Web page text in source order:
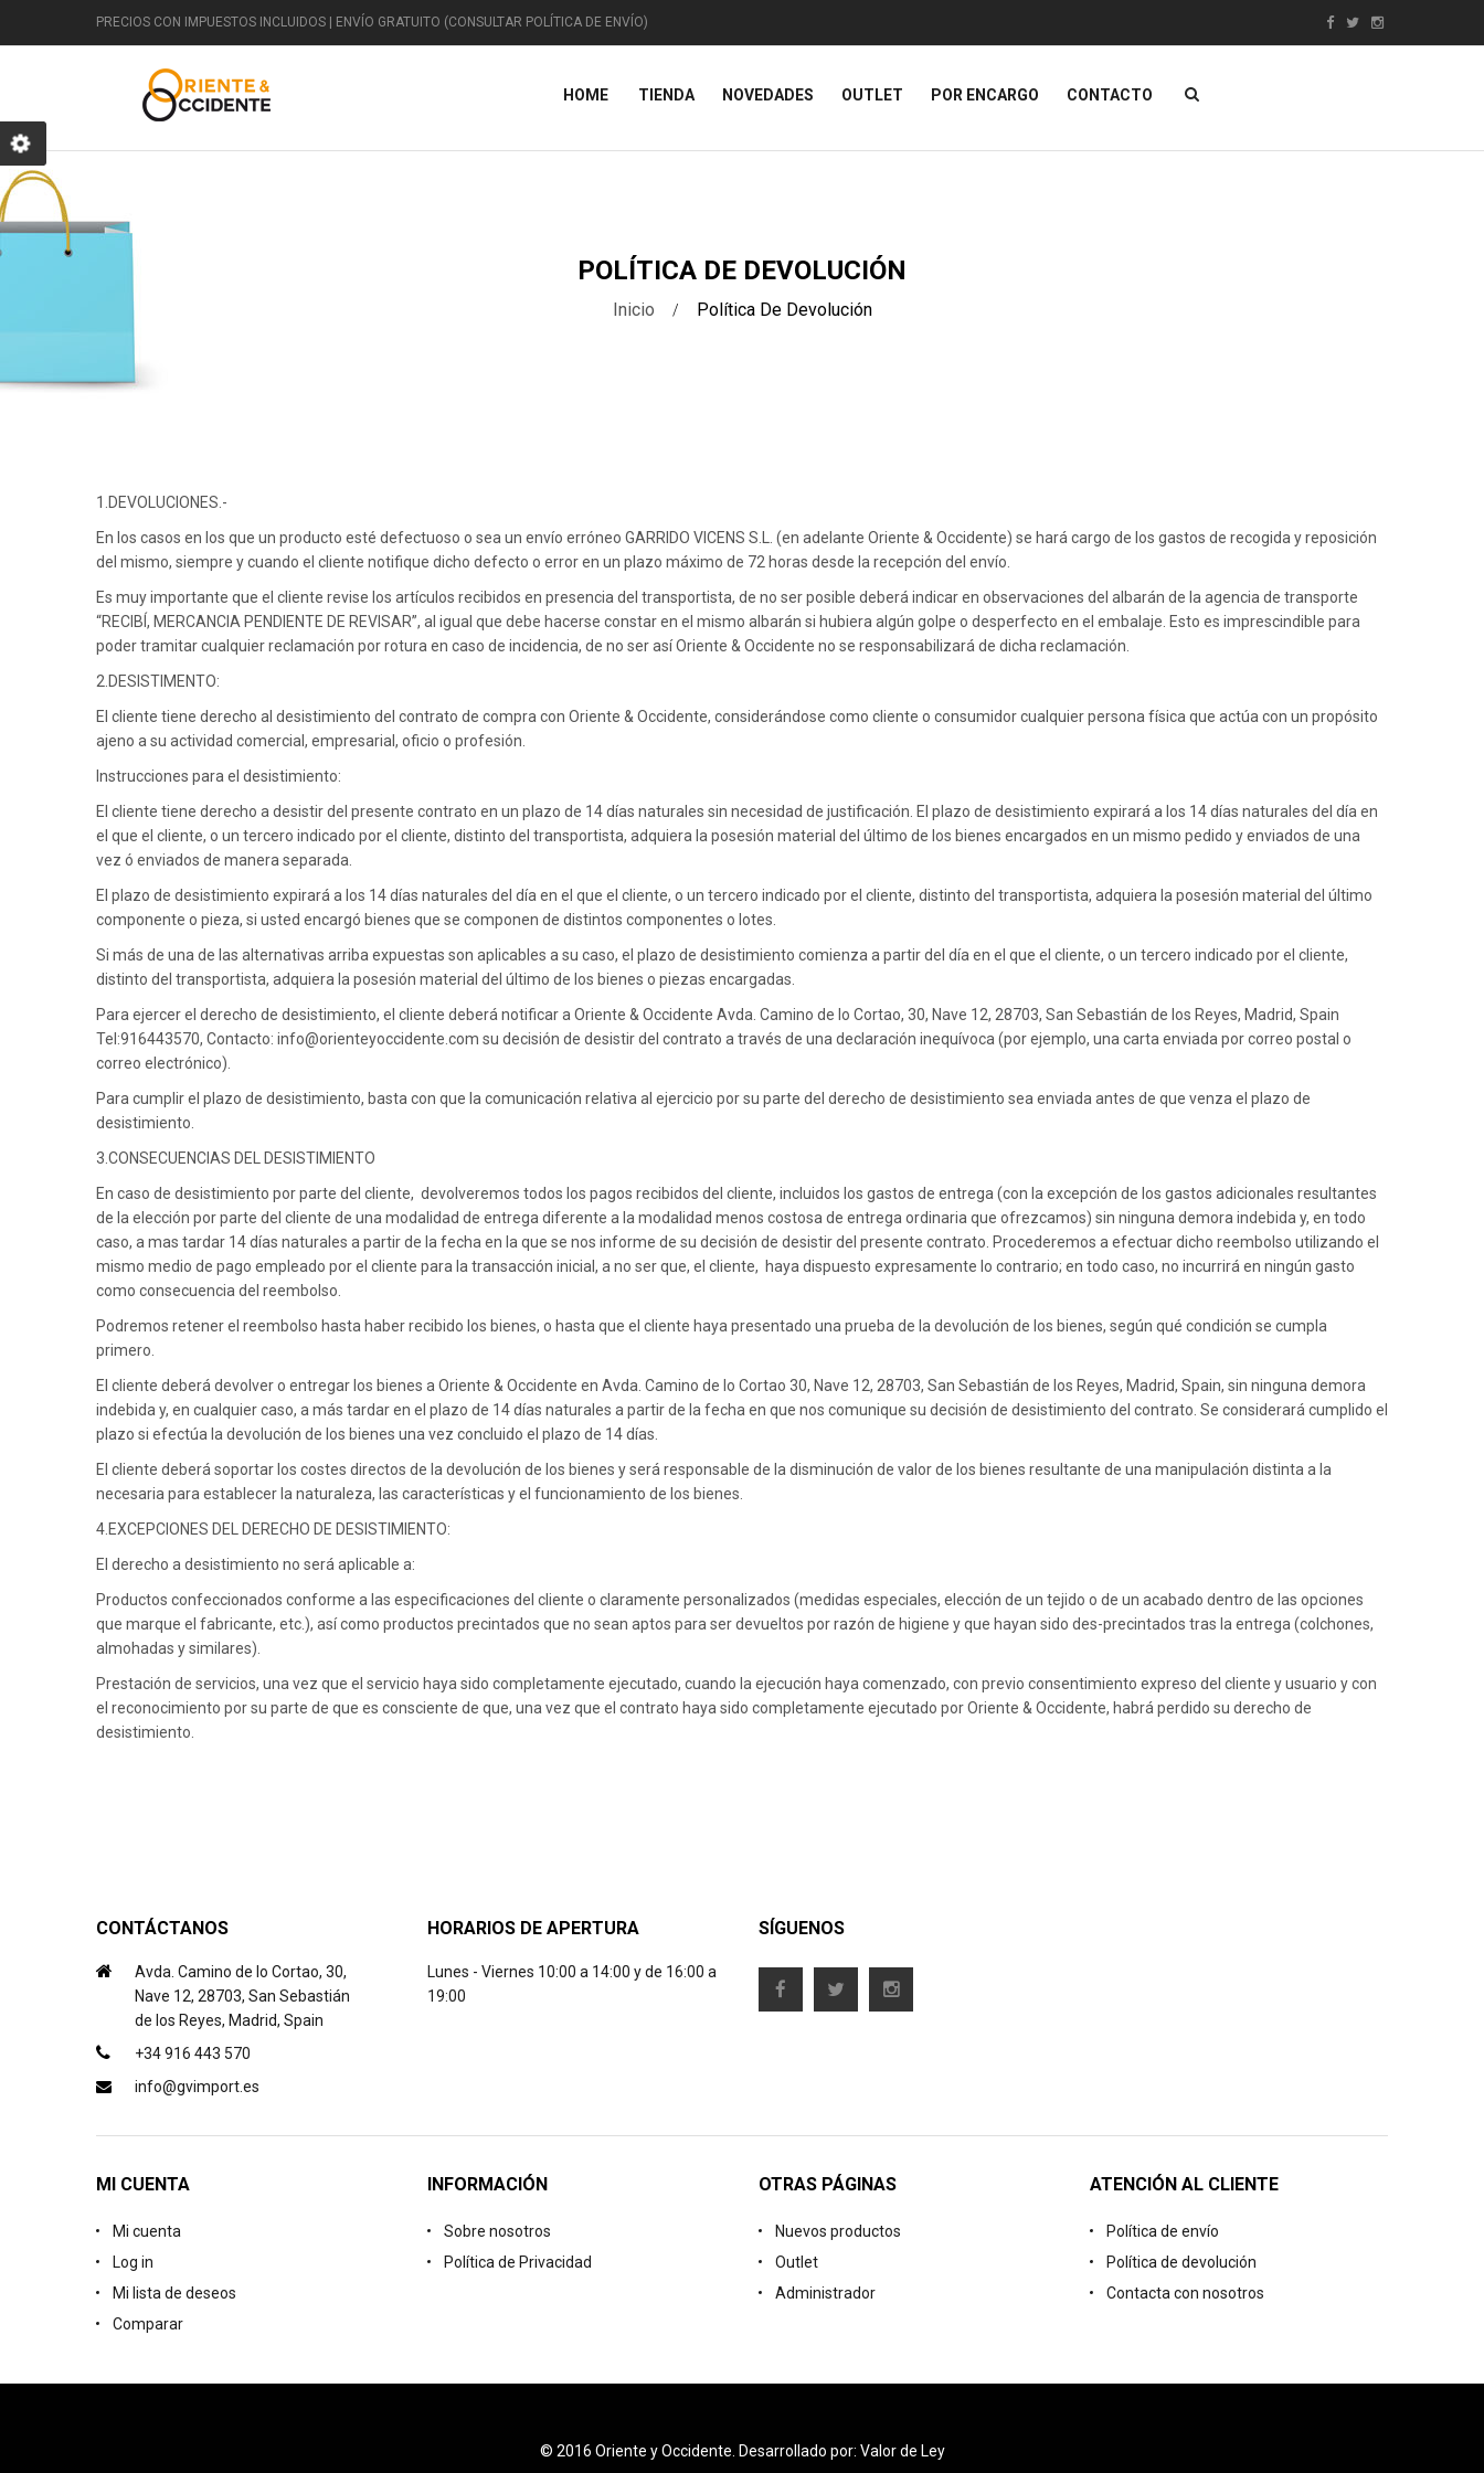
PRECIOS CON IMPUESTOS INCLUIDOS | ENVÍO GRATUITO (CONSULTAR POLÍTICA DE ENVÍO)
HOME TIENDA
Fuentes
Relojes
Maceteros
Dinosaurios
Cantantes
Piratas
NOVEDADES
MACETERO ELONGA 95
OUTLET POR ENCARGO CONTACTO
POLÍTICA DE DEVOLUCIÓN
Inicio Política De Devolución
1.DEVOLUCIONES.-
En los casos en los que un producto esté defectuoso o sea un envío erróneo GARRIDO VICENS S.L. (en adelante Oriente & Occidente) se hará cargo de los gastos de recogida y reposición
del mismo, siempre y cuando el cliente notifique dicho defecto o error en un plazo máximo de 72 horas desde la recepción del envío.
Es muy importante que el cliente revise los artículos recibidos en presencia del transportista, de no ser posible deberá indicar en observaciones del albarán de la agencia de transporte
“RECIBÍ, MERCANCIA PENDIENTE DE REVISAR”, al igual que debe hacerse constar en el mismo albarán si hubiera algún golpe o desperfecto en el embalaje. Esto es imprescindible para
poder tramitar cualquier reclamación por rotura en caso de incidencia, de no ser así Oriente & Occidente no se responsabilizará de dicha reclamación.
2.DESISTIMENTO:
El cliente tiene derecho al desistimiento del contrato de compra con Oriente & Occidente, considerándose como cliente o consumidor cualquier persona física que actúa con un propósito
ajeno a su actividad comercial, empresarial, oficio o profesión.
Instrucciones para el desistimiento:
El cliente tiene derecho a desistir del presente contrato en un plazo de 14 días naturales sin necesidad de justificación. El plazo de desistimiento expirará a los 14 días naturales del día en
el que el cliente, o un tercero indicado por el cliente, distinto del transportista, adquiera la posesión material del último de los bienes encargados en un mismo pedido y enviados de una
vez ó enviados de manera separada.
El plazo de desistimiento expirará a los 14 días naturales del día en el que el cliente, o un tercero indicado por el cliente, distinto del transportista, adquiera la posesión material del último
componente o pieza, si usted encargó bienes que se componen de distintos componentes o lotes.
Si más de una de las alternativas arriba expuestas son aplicables a su caso, el plazo de desistimiento comienza a partir del día en el que el cliente, o un tercero indicado por el cliente,
distinto del transportista, adquiera la posesión material del último de los bienes o piezas encargadas.
Para ejercer el derecho de desistimiento, el cliente deberá notificar a Oriente & Occidente Avda. Camino de lo Cortao, 30, Nave 12, 28703, San Sebastián de los Reyes, Madrid, Spain
Tel:916443570, Contacto: info@orienteyoccidente.com su decisión de desistir del contrato a través de una declaración inequívoca (por ejemplo, una carta enviada por correo postal o
correo electrónico).
Para cumplir el plazo de desistimiento, basta con que la comunicación relativa al ejercicio por su parte del derecho de desistimiento sea enviada antes de que venza el plazo de
desistimiento.
3.CONSECUENCIAS DEL DESISTIMIENTO
En caso de desistimiento por parte del cliente, devolveremos todos los pagos recibidos del cliente, incluidos los gastos de entrega (con la excepción de los gastos adicionales resultantes
de la elección por parte del cliente de una modalidad de entrega diferente a la modalidad menos costosa de entrega ordinaria que ofrezcamos) sin ninguna demora indebida y, en todo
caso, a mas tardar 14 días naturales a partir de la fecha en la que se nos informe de su decisión de desistir del presente contrato. Procederemos a efectuar dicho reembolso utilizando el
mismo medio de pago empleado por el cliente para la transacción inicial, a no ser que, el cliente, haya dispuesto expresamente lo contrario; en todo caso, no incurrirá en ningún gasto
como consecuencia del reembolso.
Podremos retener el reembolso hasta haber recibido los bienes, o hasta que el cliente haya presentado una prueba de la devolución de los bienes, según qué condición se cumpla
primero.
El cliente deberá devolver o entregar los bienes a Oriente & Occidente en Avda. Camino de lo Cortao 30, Nave 12, 28703, San Sebastián de los Reyes, Madrid, Spain, sin ninguna demora
indebida y, en cualquier caso, a más tardar en el plazo de 14 días naturales a partir de la fecha en que nos comunique su decisión de desistimiento del contrato. Se considerará cumplido el
plazo si efectúa la devolución de los bienes una vez concluido el plazo de 14 días.
El cliente deberá soportar los costes directos de la devolución de los bienes y será responsable de la disminución de valor de los bienes resultante de una manipulación distinta a la
necesaria para establecer la naturaleza, las características y el funcionamiento de los bienes.
4.EXCEPCIONES DEL DERECHO DE DESISTIMIENTO:
El derecho a desistimiento no será aplicable a:
Productos confeccionados conforme a las especificaciones del cliente o claramente personalizados (medidas especiales, elección de un tejido o de un acabado dentro de las opciones
que marque el fabricante, etc.), así como productos precintados que no sean aptos para ser devueltos por razón de higiene y que hayan sido des-precintados tras la entrega (colchones,
almohadas y similares).
Prestación de servicios, una vez que el servicio haya sido completamente ejecutado, cuando la ejecución haya comenzado, con previo consentimiento expreso del cliente y usuario y con
el reconocimiento por su parte de que es consciente de que, una vez que el contrato haya sido completamente ejecutado por Oriente & Occidente, habrá perdido su derecho de
desistimiento.
CONTÁCTANOS
Avda. Camino de lo Cortao, 30,
Nave 12, 28703, San Sebastián
de los Reyes, Madrid, Spain
+34 916 443 570
info@gvimport.es
HORARIOS DE APERTURA
Lunes - Viernes 10:00 a 14:00 y de 16:00 a
19:00
SÍGUENOS
MI CUENTA
Mi cuenta
Log in
Mi lista de deseos
Comparar
INFORMACIÓN
Sobre nosotros
Política de Privacidad
OTRAS PÁGINAS
Nuevos productos
Outlet
Administrador
ATENCIÓN AL CLIENTE
Política de envío
Política de devolución
Contacta con nosotros
© 2016 Oriente y Occidente. Desarrollado por: Valor de Ley